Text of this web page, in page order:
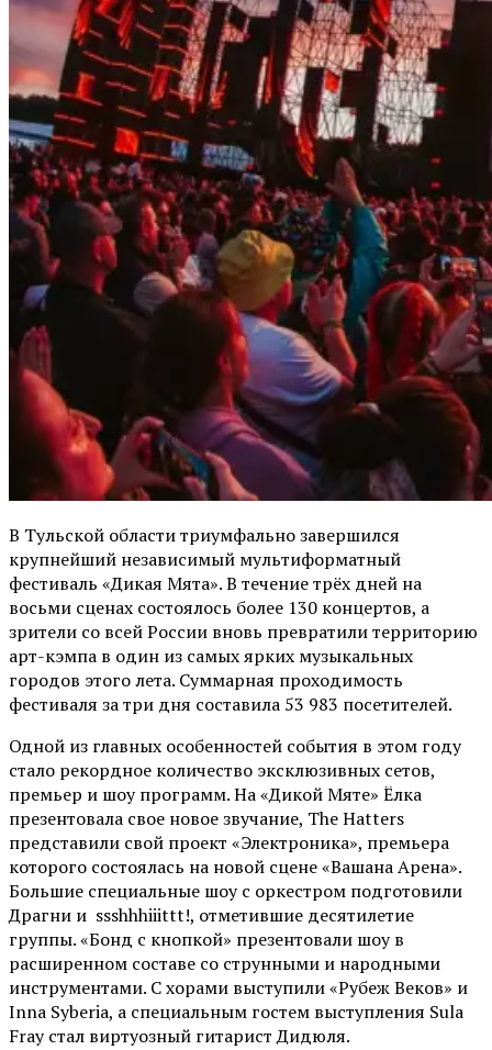
В Тульской области триумфально завершился
крупнейший независимый мультиформатный
фестиваль «Дикая Мята». В течение трёх дней на
восьми сценах состоялось более 130 концертов, а
зрители со всей России вновь превратили территорию
арт-кэмпа в один из самых ярких музыкальных
городов этого лета. Суммарная проходимость
фестиваля за три дня составила 53 983 посетителей.
Одной из главных особенностей события в этом году
стало рекордное количество эксклюзивных сетов,
премьер и шоу программ. На «Дикой Мяте» Ёлка
презентовала свое новое звучание, The Hatters
представили свой проект «Электроника», премьера
которого состоялась на новой сцене «Вашана Арена».
Большие специальные шоу с оркестром подготовили
Драгни и ssshhhiiittt!, отметившие десятилетие
группы. «Бонд с кнопкой» презентовали шоу в
расширенном составе со струнными и народными
инструментами. С хорами выступили «Рубеж Веков» и
Inna Syberia, а специальным гостем выступления Sula
Fray стал виртуозный гитарист Дидюля.